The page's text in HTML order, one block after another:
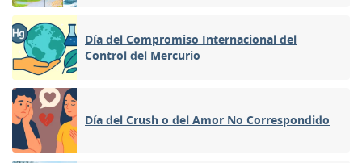
Día del Compromiso Internacional del
Control del Mercurio
Día del Crush o del Amor No Correspondido